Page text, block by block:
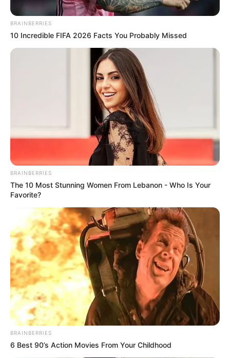
Posted
in
Friss hírek
FRISS! A botrányok miatt
lemondott pozíciójából Deutsch
Tamás felesége
May 21, 2026
BRAINBERRIES
10 Incredible FIFA 2026 Facts You Probably Missed
BRAINBERRIES
The 10 Most Stunning Women From Lebanon - Who Is Your
Favorite?
BRAINBERRIES
6 Best 90’s Action Movies From Your Childhood